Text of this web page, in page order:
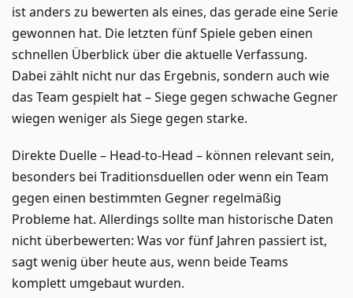
ist anders zu bewerten als eines, das gerade eine Serie
gewonnen hat. Die letzten fünf Spiele geben einen
schnellen Überblick über die aktuelle Verfassung.
Dabei zählt nicht nur das Ergebnis, sondern auch wie
das Team gespielt hat – Siege gegen schwache Gegner
wiegen weniger als Siege gegen starke.
Direkte Duelle – Head-to-Head – können relevant sein,
besonders bei Traditionsduellen oder wenn ein Team
gegen einen bestimmten Gegner regelmäßig
Probleme hat. Allerdings sollte man historische Daten
nicht überbewerten: Was vor fünf Jahren passiert ist,
sagt wenig über heute aus, wenn beide Teams
komplett umgebaut wurden.